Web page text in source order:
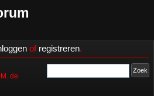
of registreren.
de